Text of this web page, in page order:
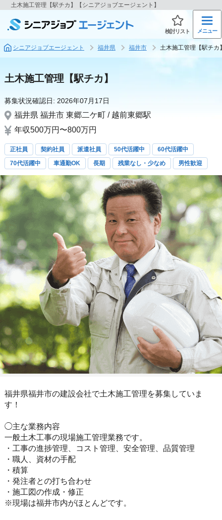
土木施工管理【駅チカ】【シニアジョブエージェント】
検討リスト メニュー
シニアジョブエージェント 福井県 福井市 土木施工管理【駅チカ
土木施工管理【駅チカ】
募集状況確認日: 2026年07月17日
福井県 福井市 東郷二ケ町 / 越前東郷駅
年収500万円〜800万円
正社員 契約社員 派遣社員 50代活躍中
60代活躍中
70代活躍中
車通勤OK 長期 残業なし・少なめ 男性歓迎
福井県福井市の建設会社で土木施工管理を募集していま
す！
◯主な業務内容
一般土木工事の現場施工管理業務です。
・工事の進捗管理、コスト管理、安全管理、品質管理
・職人、資材の手配
・積算
・発注者との打ち合わせ
・施工図の作成・修正
※現場は福井市内がほとんどです。